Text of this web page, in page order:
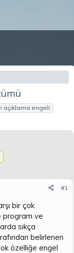
açıklama engeli
#1
bir çok
program ve
sıkça
belirlenen
özelliğe engel